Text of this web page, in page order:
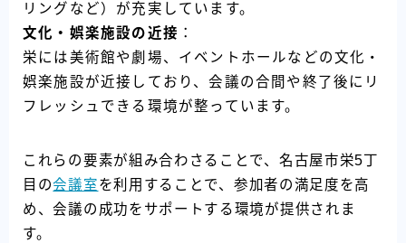
リングなど）が充実しています。
文化・娯楽施設の近接 ：
栄には美術館や劇場、イベントホールなどの文化・
娯楽施設が近接しており、会議の合間や終了後にリ
フレッシュできる環境が整っています。
これらの要素が組み合わさることで、名古屋市栄5丁
目の会議室を利用することで、参加者の満足度を高
め、会議の成功をサポートする環境が提供されま
す。